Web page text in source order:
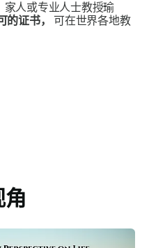
人或专业人士教授瑜
的证书，
可在世界各地教
角